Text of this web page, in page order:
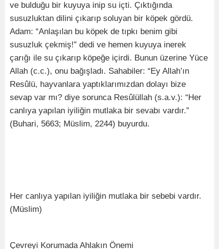
ve bulduğu bir kuyuya inip su içti. Çıktığında
susuzluktan dilini çıkarıp soluyan bir köpek gördü.
Adam: “Anlaşılan bu köpek de tıpkı benim gibi
susuzluk çekmiş!” dedi ve hemen kuyuya inerek
çarığı ile su çıkarıp köpeğe içirdi. Bunun üzerine Yüce
Allah (c.c.), onu bağışladı. Sahabiler: “Ey Allah’ın
Resûlü, hayvanlara yaptıklarımızdan dolayı bize
sevap var mı? diye sorunca Resûlüllah (s.a.v.): “Her
canlıya yapılan iyiliğin mutlaka bir sevabı vardır.”
(Buhari, 5663; Müslim, 2244) buyurdu.
Her canlıya yapılan iyiliğin mutlaka bir sebebi vardır.
(Müslim)
Çevreyi Korumada Ahlakın Önemi